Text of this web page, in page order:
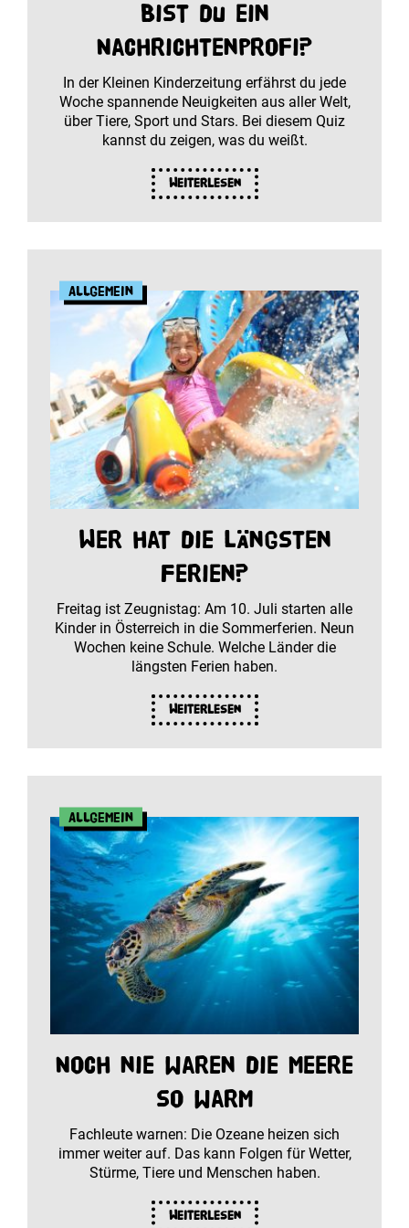
Bist du ein
Nachrichtenprofi?
In der Kleinen Kinderzeitung erfährst du jede
Woche spannende Neuigkeiten aus aller Welt,
über Tiere, Sport und Stars. Bei diesem Quiz
kannst du zeigen, was du weißt.
Weiterlesen
Allgemein
Wer hat die längsten
Ferien?
Freitag ist Zeugnistag: Am 10. Juli starten alle
Kinder in Österreich in die Sommerferien. Neun
Wochen keine Schule. Welche Länder die
längsten Ferien haben.
Weiterlesen
Allgemein
Noch nie waren die Meere
so warm
Fachleute warnen: Die Ozeane heizen sich
immer weiter auf. Das kann Folgen für Wetter,
Stürme, Tiere und Menschen haben.
Weiterlesen